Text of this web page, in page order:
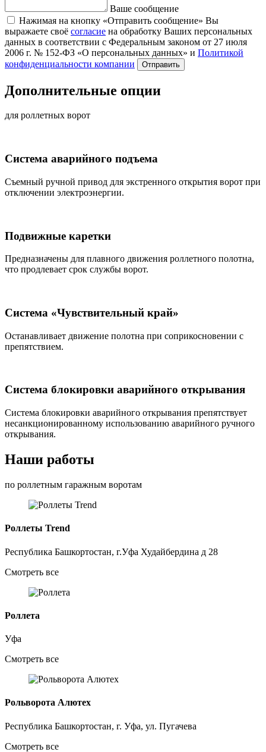
Ваше сообщение
Нажимая на кнопку «Отправить сообщение» Вы
выражаете своё согласие на обработку Ваших персональных
данных в соответствии с Федеральным законом от 27 июля
2006 г. № 152-ФЗ «О персональных данных» и Политикой
конфиденциальности компании
Отправить
Дополнительные опции
для роллетных ворот
Система аварийного подъема
Съемный ручной привод для экстренного открытия ворот при
отключении электроэнергии.
Подвижные каретки
Предназначены для плавного движения роллетного полотна,
что продлевает срок службы ворот.
Система «Чувствительный край»
Останавливает движение полотна при соприкосновении с
препятствием.
Система блокировки аварийного открывания
Система блокировки аварийного открывания препятствует
несанкционированному использованию аварийного ручного
открывания.
Наши работы
по роллетным гаражным воротам
Роллеты Trend
Республика Башкортостан, г.Уфа Худайбердина д 28
Смотреть все
Роллета
Уфа
Смотреть все
Рольворота Алютех
Республика Башкортостан, г. Уфа, ул. Пугачева
Смотреть все